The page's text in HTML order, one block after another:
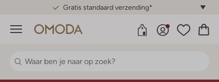
Gratis standaard verzending*
Menu